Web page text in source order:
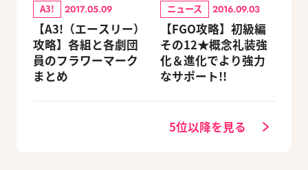
A3! 2017.05.09
【A3!（エースリー）
攻略】各組と各劇団
員のフラワーマーク
まとめ
ニュース 2016.09.03
【FGO攻略】初級編
その12★概念礼装強
化＆進化でより強力
なサポート!!
5位以降を見る